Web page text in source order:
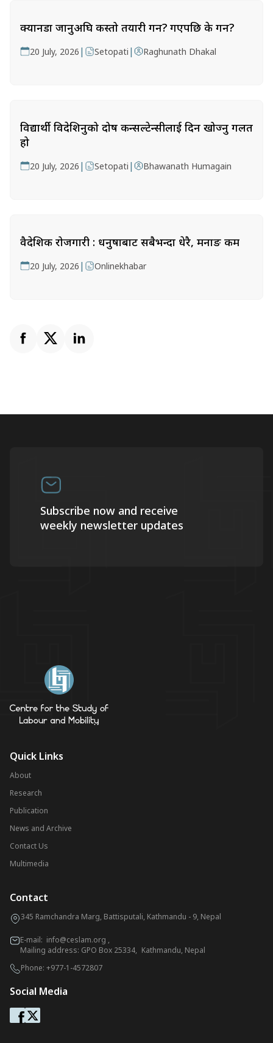
क्यानडा जानुअघि कस्तो तयारी गर्ने? गएपछि के गर्ने?
20 July, 2026 | Setopati | Raghunath Dhakal
विद्यार्थी विदेशिनुको दोष कन्सल्टेन्सीलाई दिन खोज्नु गलत
हो
20 July, 2026 | Setopati | Bhawanath Humagain
वैदेशिक रोजगारी : धनुषाबाट सबैभन्दा धेरै, मनाङ कम
20 July, 2026 | Onlinekhabar
Subscribe now and receive
weekly newsletter updates
Quick Links
About
Research
Publication
News and Archive
Contact Us
Multimedia
Contact
345 Ramchandra Marg, Battisputali, Kathmandu - 9, Nepal
E-mail: info@ceslam.org ,
Mailing address: GPO Box 25334, Kathmandu, Nepal
Phone: +977-1-4572807
Social Media